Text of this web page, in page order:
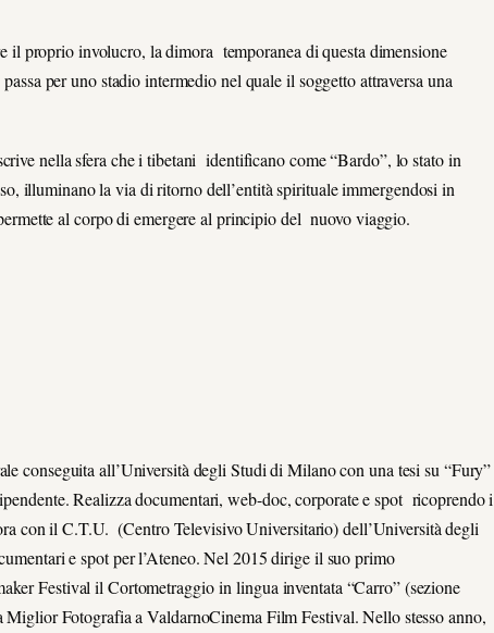
il proprio involucro, la dimora temporanea di questa dimensione
per uno stadio intermedio nel quale il soggetto attraversa una
nella sfera che i tibetani identificano come “Bardo”, lo stato in
illuminano la via di ritorno dell’entità spirituale immergendosi in
al corpo di emergere al principio del nuovo viaggio.
conseguita all’Università degli Studi di Milano con una tesi su “Fury”
Realizza documentari, web-doc, corporate e spot ricoprendo i
con il C.T.U. (Centro Televisivo Universitario) dell’Università degli
e spot per l’Ateneo. Nel 2015 dirige il suo primo
Festival il Cortometraggio in lingua inventata “Carro” (sezione
Fotografia a ValdarnoCinema Film Festival. Nello stesso anno,